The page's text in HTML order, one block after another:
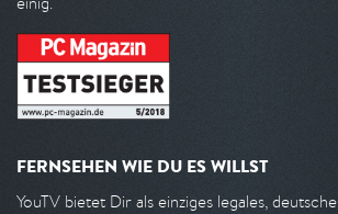
FERNSEHEN WIE DU ES WILLST
YouTV bietet Dir als einziges legales,